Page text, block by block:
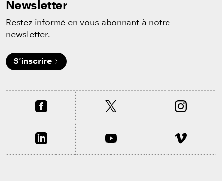
Newsletter
Restez informé en vous abonnant à notre
newsletter.
S'inscrire